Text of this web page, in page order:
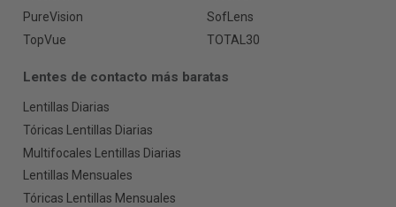
PureVision
SofLens
TopVue
TOTAL30
Lentes de contacto más baratas
Lentillas Diarias
Tóricas Lentillas Diarias
Multifocales Lentillas Diarias
Lentillas Mensuales
Tóricas Lentillas Mensuales